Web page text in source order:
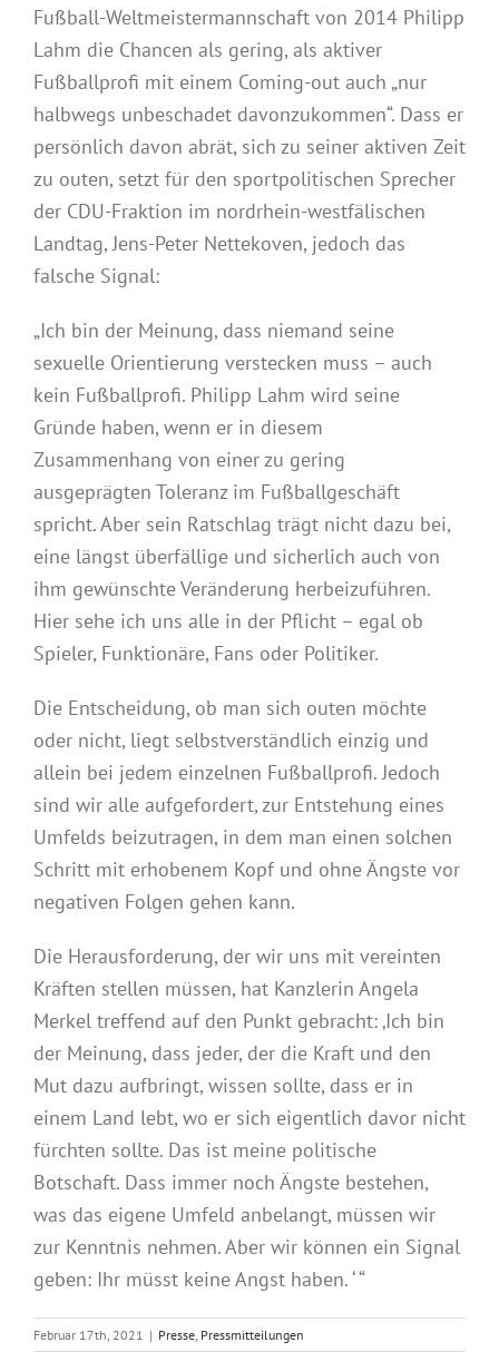
Fußball-Weltmeistermannschaft von 2014 Philipp
Lahm die Chancen als gering, als aktiver
Fußballprofi mit einem Coming-out auch „nur
halbwegs unbeschadet davonzukommen“. Dass er
persönlich davon abrät, sich zu seiner aktiven Zeit
zu outen, setzt für den sportpolitischen Sprecher
der CDU-Fraktion im nordrhein-westfälischen
Landtag, Jens-Peter Nettekoven, jedoch das
falsche Signal:
„Ich bin der Meinung, dass niemand seine
sexuelle Orientierung verstecken muss – auch
kein Fußballprofi. Philipp Lahm wird seine
Gründe haben, wenn er in diesem
Zusammenhang von einer zu gering
ausgeprägten Toleranz im Fußballgeschäft
spricht. Aber sein Ratschlag trägt nicht dazu bei,
eine längst überfällige und sicherlich auch von
ihm gewünschte Veränderung herbeizuführen.
Hier sehe ich uns alle in der Pflicht – egal ob
Spieler, Funktionäre, Fans oder Politiker.
Die Entscheidung, ob man sich outen möchte
oder nicht, liegt selbstverständlich einzig und
allein bei jedem einzelnen Fußballprofi. Jedoch
sind wir alle aufgefordert, zur Entstehung eines
Umfelds beizutragen, in dem man einen solchen
Schritt mit erhobenem Kopf und ohne Ängste vor
negativen Folgen gehen kann.
Die Herausforderung, der wir uns mit vereinten
Kräften stellen müssen, hat Kanzlerin Angela
Merkel treffend auf den Punkt gebracht: ‚Ich bin
der Meinung, dass jeder, der die Kraft und den
Mut dazu aufbringt, wissen sollte, dass er in
einem Land lebt, wo er sich eigentlich davor nicht
fürchten sollte. Das ist meine politische
Botschaft. Dass immer noch Ängste bestehen,
was das eigene Umfeld anbelangt, müssen wir
zur Kenntnis nehmen. Aber wir können ein Signal
geben: Ihr müsst keine Angst haben. ‘ “
Februar 17th, 2021 | Presse, Pressmitteilungen